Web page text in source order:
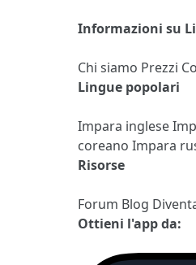
Informazioni su
Chi siamo Prezzi
Lingue popolari
Impara inglese
coreano Impara
Risorse
Forum Blog
Ottieni l'app da: